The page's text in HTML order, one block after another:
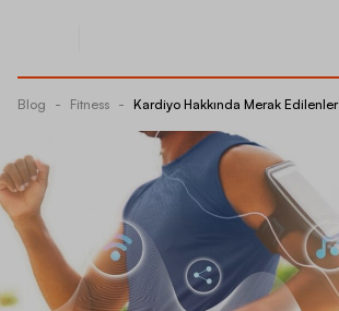
Blog - Fitness - Kardiyo Hakkında Merak Edilenler